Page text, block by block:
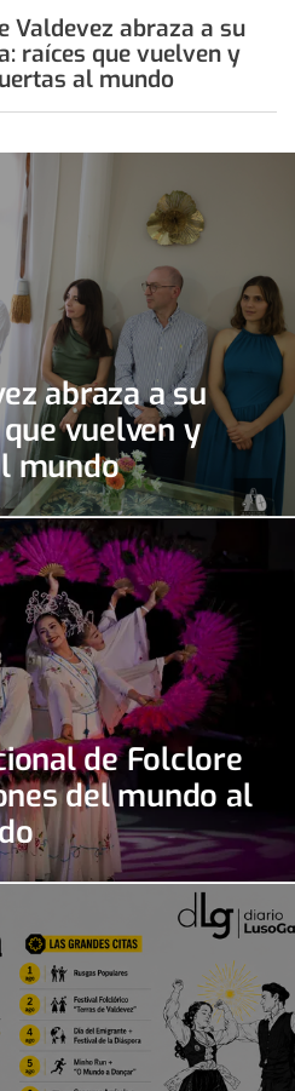
Valdevez abraza a su
raíces que vuelven y
al mundo
abraza a su
vuelven y
mundo
de Folclore
del mundo al